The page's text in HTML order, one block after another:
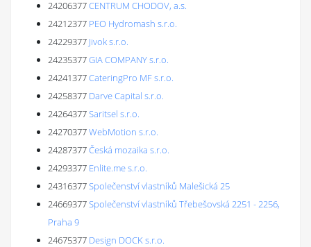
24206377CENTRUM CHODOV, a.s.
24212377 PEO Hydromash s.r.o.
24229377 Jivok s.r.o.
24235377GIA COMPANY s.r.o.
24241377CateringPro MF s.r.o.
24258377 Darve Capital s.r.o.
24264377Saritsel s.r.o.
24270377WebMotion s.r.o.
24287377Česká mozaika s.r.o.
24293377 Enlite.me s.r.o.
24316377Společenství vlastníků Malešická 25
24669377Společenství vlastníků Třebešovská 2251 - 2256,
Praha 9
24675377 Design DOCK s.r.o.